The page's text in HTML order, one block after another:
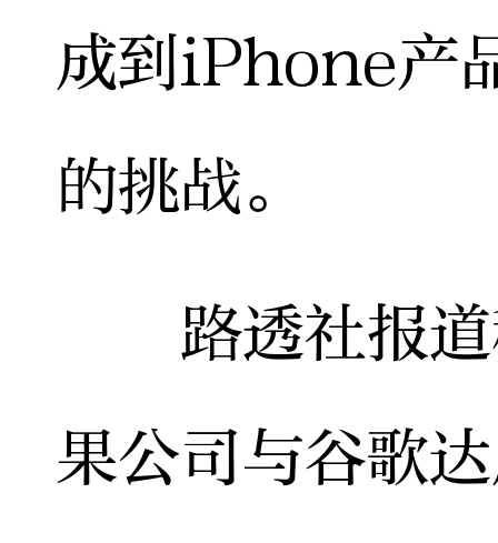
成到iPhone产
的挑战。
路透社报道
果公司与谷歌